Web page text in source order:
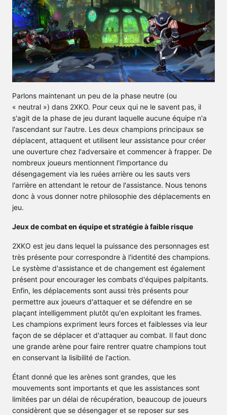
Parlons maintenant un peu de la phase neutre (ou
« neutral ») dans 2XKO. Pour ceux qui ne le savent pas, il
s'agit de la phase de jeu durant laquelle aucune équipe n'a
l'ascendant sur l'autre. Les deux champions principaux se
déplacent, attaquent et utilisent leur assistance pour créer
une ouverture chez l'adversaire et commencer à frapper. De
nombreux joueurs mentionnent l'importance du
désengagement via les ruées arrière ou les sauts vers
l'arrière en attendant le retour de l'assistance. Nous tenons
donc à vous donner notre philosophie des déplacements en
jeu.
Jeux de combat en équipe et stratégie à faible risque
2XKO est jeu dans lequel la puissance des personnages est
très présente pour correspondre à l'identité des champions.
Le système d'assistance et de changement est également
présent pour encourager les combats d'équipes palpitants.
Enfin, les déplacements sont aussi très présents pour
permettre aux joueurs d'attaquer et se défendre en se
plaçant intelligemment plutôt qu'en exploitant les frames.
Les champions expriment leurs forces et faiblesses via leur
façon de se déplacer et d'attaquer au combat. Il faut donc
une grande arène pour faire rentrer quatre champions tout
en conservant la lisibilité de l'action.
Étant donné que les arènes sont grandes, que les
mouvements sont importants et que les assistances sont
limitées par un délai de récupération, beaucoup de joueurs
considèrent que se désengager et se reposer sur ses